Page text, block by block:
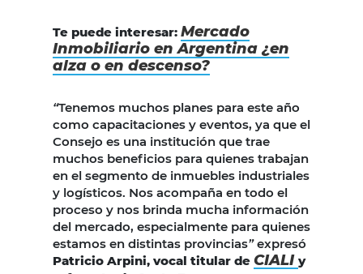
Te puede interesar: Mercado
Inmobiliario en Argentina ¿en
alza o en descenso?
“Tenemos muchos planes para este año
como capacitaciones y eventos, ya que el
Consejo es una institución que trae
muchos beneficios para quienes trabajan
en el segmento de inmuebles industriales
y logísticos. Nos acompaña en todo el
proceso y nos brinda mucha información
del mercado, especialmente para quienes
estamos en distintas provincias”expresó
Patricio Arpini, vocal titular de CIALI y